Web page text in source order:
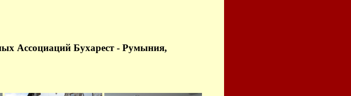
Ассоциаций Бухарест - Румыния,